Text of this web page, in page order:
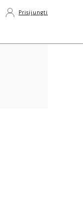
Prisijungti